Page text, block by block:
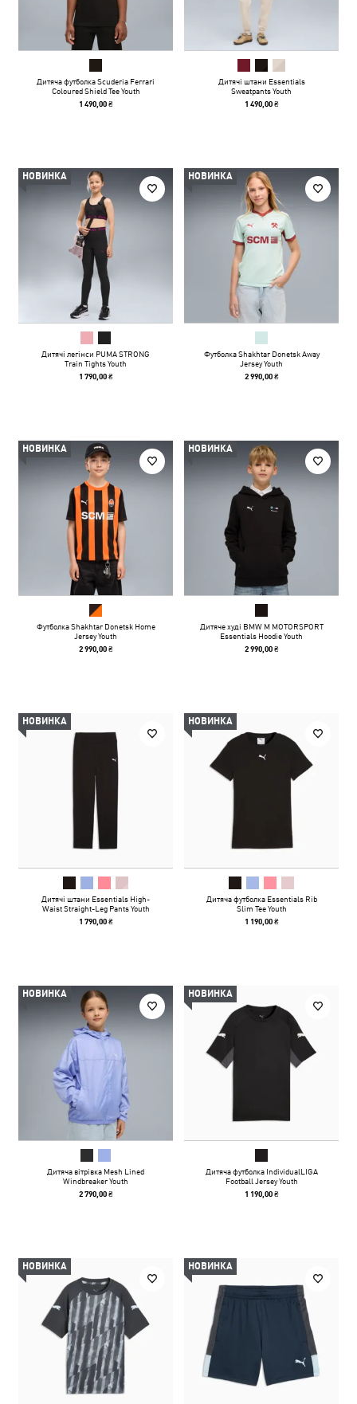
Дитяча футболка Scuderia Ferrari
Coloured Shield Tee Youth
1 490,00 ₴
Дитячі штани Essentials
Sweatpants Youth
1 490,00 ₴
НОВИНКА
Дитячі легінси PUMA STRONG
Train Tights Youth
1 790,00 ₴
НОВИНКА
Футболка Shakhtar Donetsk Away
Jersey Youth
2 990,00 ₴
НОВИНКА
Футболка Shakhtar Donetsk Home
Jersey Youth
2 990,00 ₴
НОВИНКА
Дитяче худі BMW M MOTORSPORT
Essentials Hoodie Youth
2 990,00 ₴
НОВИНКА
Дитячі штани Essentials High-
Waist Straight-Leg Pants Youth
1 790,00 ₴
НОВИНКА
Дитяча футболка Essentials Rib
Slim Tee Youth
1 190,00 ₴
НОВИНКА
Дитяча вітрівка Mesh Lined
Windbreaker Youth
2 790,00 ₴
НОВИНКА
Дитяча футболка IndividualLIGA
Football Jersey Youth
1 190,00 ₴
НОВИНКА НОВИНКА